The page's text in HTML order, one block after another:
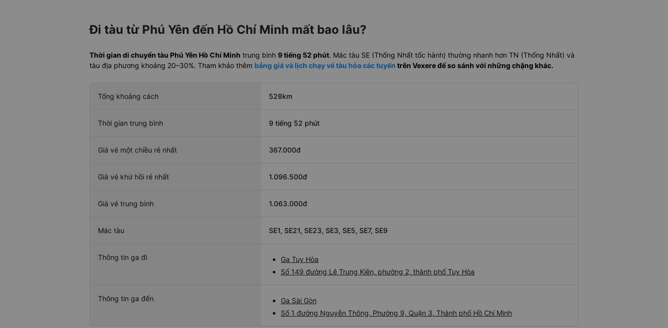
Đi tàu từ Phú Yên đến Hồ Chí Minh mất bao lâu?
Thời gian di chuyển tàu Phú Yên Hồ Chí Minh trung bình 9 tiếng 52 phút. Mác tàu SE (Thống Nhất tốc hành) thường nhanh hơn TN (Thống Nhất) và
tàu địa phương khoảng 20–30%. Tham khảo thêm bảng giá và lịch chạy vé tàu hỏa các tuyến trên Vexere để so sánh với những chặng khác.
Tổng khoảng cách 528km
Thời gian trung bình 9 tiếng 52 phút
Giá vé một chiều rẻ nhất 367.000đ
Giá vé khứ hồi rẻ nhất 1.096.500đ
Giá vé trung bình 1.063.000đ
Mác tàu SE1, SE21, SE23, SE3, SE5, SE7, SE9
Thông tin ga đi
Ga Tuy Hòa
Số 149 đường Lê Trung Kiên, phường 2, thành phố Tuy Hòa
Thông tin ga đến
Ga Sài Gòn
Số 1 đường Nguyễn Thông, Phường 9, Quận 3, Thành phố Hồ Chí Minh